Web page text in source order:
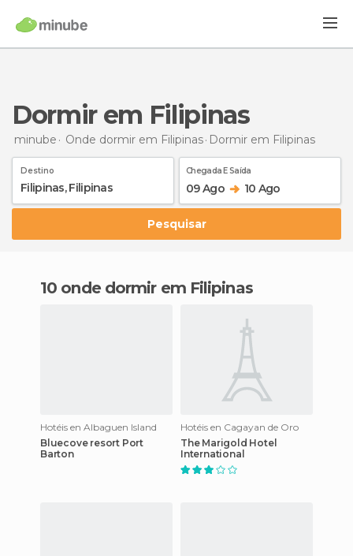
Dormir em Filipinas
minube Onde dormir em Filipinas Dormir em Filipinas
Destino Chegada E Saída
09 Ago 10 Ago
Pesquisar
10 onde dormir em Filipinas
Hotéis en Albaguen Island
Bluecove resort Port
Barton
Hotéis en Cagayan de Oro
The Marigold Hotel
International